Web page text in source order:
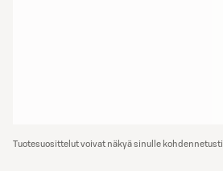
Tuotesuosittelut voivat näkyä sinulle kohdennetusti